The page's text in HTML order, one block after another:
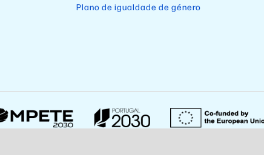
Plano de igualdade de género